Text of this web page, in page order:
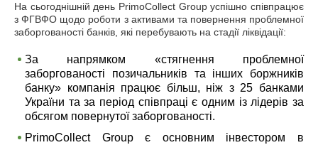
На сьогоднішній день PrimoCollect Group успішно співпрацює
з ФГВФО щодо роботи з активами та повернення проблемної
заборгованості банків, які перебувають на стадії ліквідації:
За напрямком «стягнення проблемної
заборгованості позичальників та інших боржників
банку» компанія працює більш, ніж з 25 банками
України та за період співпраці є одним із лідерів за
обсягом повернутої заборгованості.
PrimoCollect Group є основним інвестором в